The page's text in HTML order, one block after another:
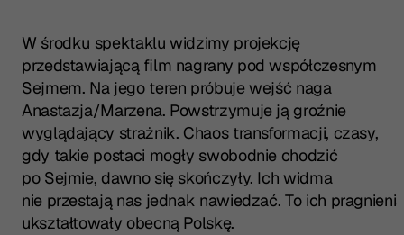
W środku spektaklu widzimy projekcję
przedstawiającą film nagrany pod współczesnym
Sejmem. Na jego teren próbuje wejść naga
Anastazja/Marzena. Powstrzymuje ją groźnie
wyglądający strażnik. Chaos transformacji, czasy,
gdy takie postaci mogły swobodnie chodzić
po Sejmie, dawno się skończyły. Ich widma
nie przestają nas jednak nawiedzać. To ich pragnienia
ukształtowały obecną Polskę.